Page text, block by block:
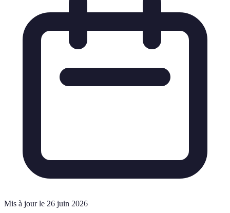
Mis à jour le 26 juin 2026